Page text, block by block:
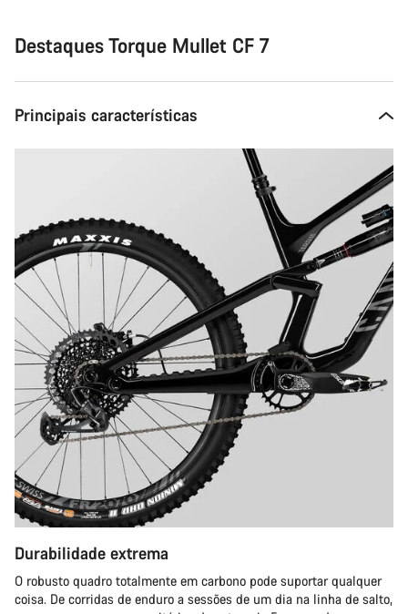
Destaques Torque Mullet CF 7
Principais características
Durabilidade extrema
O robusto quadro totalmente em carbono pode suportar qualquer
coisa. De corridas de enduro a sessões de um dia na linha de salto,